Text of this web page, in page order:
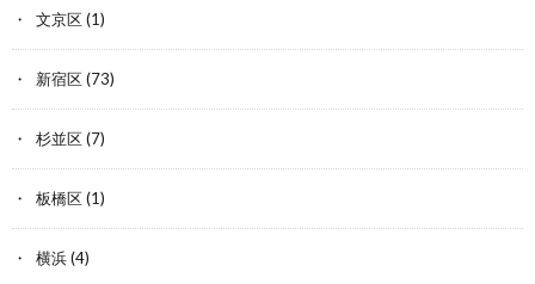
文京区(1)
新宿区(73)
杉並区(7)
板橋区(1)
横浜(4)